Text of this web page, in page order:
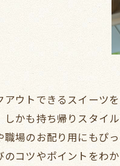
アウトできるスイーツ
かも持ち帰りスタイ
職場のお配り用にもぴ
のコツやポイントをわ